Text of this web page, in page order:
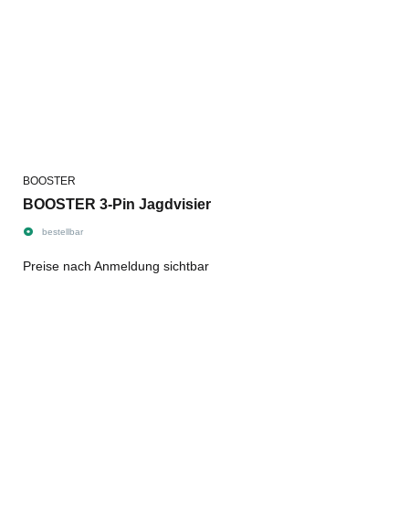
BOOSTER
BOOSTER 3-Pin Jagdvisier
bestellbar
Preise nach Anmeldung sichtbar